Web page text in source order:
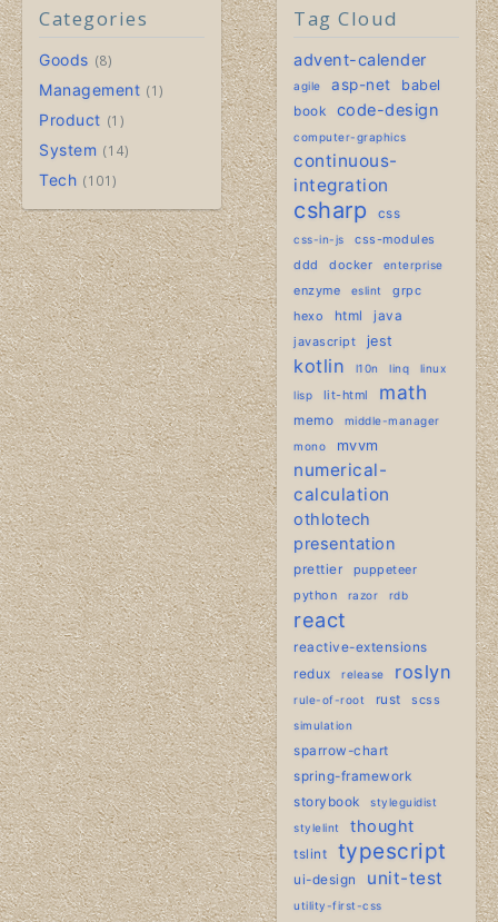
Categories
Goods 8
Management 1
Product 1
System 14
Tech 101
Tag Cloud
advent-calender
agile asp-net babel
book code-design
computer-graphics
continuous-
integration
csharp css
css-in-js
css-modules
ddd
docker enterprise
enzyme eslint
grpc
hexo
html
java
javascript
jest
kotlin l10n linq
linux
lisp
lit-html math
memo
middle-manager
mono
mvvm
numerical-
calculation
othlotech
presentation
prettier
puppeteer
python
razor rdb
react
reactive-extensions
redux
release roslyn
rule-of-root rust scss
simulation
sparrow-chart
spring-framework
storybook
styleguidist
stylelint
thought
tslint typescript
ui-design unit-test
utility-first-css